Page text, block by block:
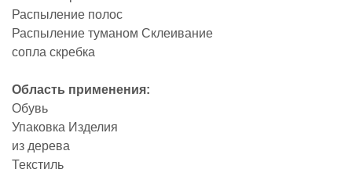
Распыление полос
Распыление туманом Склеивание
сопла скребка
Область применения:
Обувь
Упаковка Изделия
из дерева
Текстиль